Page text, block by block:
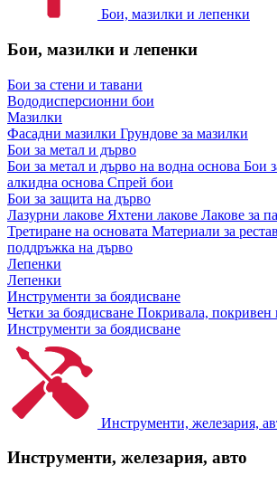
Бои, мазилки и лепенки
Бои, мазилки и лепенки
Бои за стени и тавани
Вододисперсионни бои
Мазилки
Фасадни мазилки Грундове за мазилки
Бои за метал и дърво
Бои за метал и дърво на водна основа Бои
алкидна основа Спрей бои
Бои за защита на дърво
Лазурни лакове Яхтени лакове Лакове за
Третиране на основата Материали за
поддръжка на дърво
Лепенки
Лепенки
Инструменти за боядисване
Четки за боядисване Покривала, покривен
Инструменти за боядисване
Инструменти, железария,
Инструменти, железария, авто